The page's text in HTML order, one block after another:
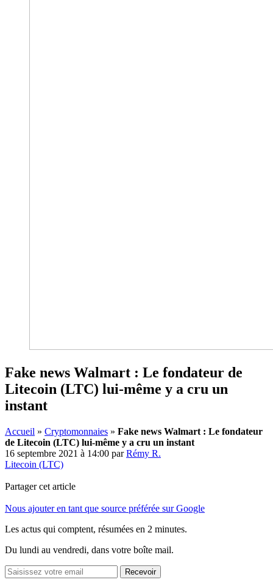
Fake news Walmart : Le fondateur de
Litecoin (LTC) lui-même y a cru un
instant
Accueil » Cryptomonnaies » Fake news Walmart : Le fondateur
de Litecoin (LTC) lui-même y a cru un instant
16 septembre 2021 à 14:00 parRémy R.
Litecoin (LTC)
Partager cet article
Nous ajouter en tant que source préférée sur Google
Les actus qui comptent, résumées en 2 minutes.
Du lundi au vendredi, dans votre boîte mail.
Recevoir